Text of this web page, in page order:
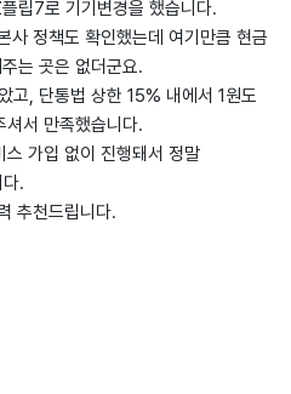
립7로 기기변경을 했습니다.
사 정책도 확인했는데 여기만큼 현금
는 곳은 없더군요.
고, 단통법 상한 15% 내에서 1원도
셔서 만족했습니다.
가입 없이 진행돼서 정말
.
추천드립니다.